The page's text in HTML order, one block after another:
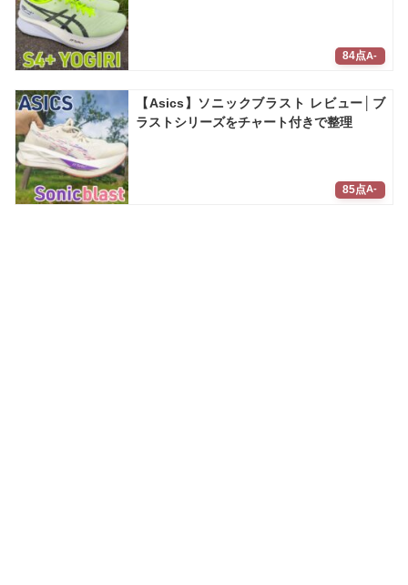
A-
84点
A-
85点
【Asics】ソニックブラスト レビュー│ブ
ラストシリーズをチャート付きで整理